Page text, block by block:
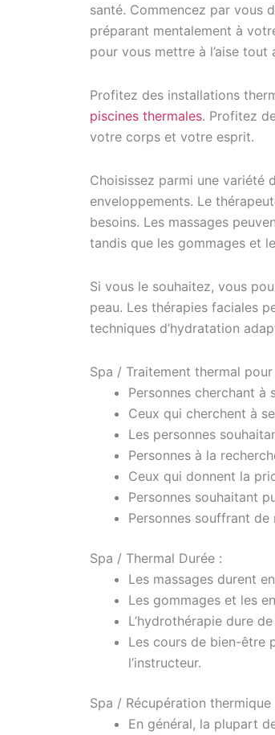
santé. Commencez par vous
préparant mentalement à
pour vous mettre à l’aise tout
Profitez des installations
piscines thermales. Profitez
votre corps et votre esprit.
Choisissez parmi une variété
enveloppements. Le
besoins. Les massages
tandis que les gommages et
Si vous le souhaitez, vous
peau. Les thérapies faciales
techniques d’hydratation
Spa / Traitement thermal pour
Personnes cherchant à
Ceux qui cherchent à
Les personnes
Personnes à la
Ceux qui donnent la
Personnes souhaitant
Personnes souffrant de
Spa / Thermal Durée :
Les massages durent
Les gommages et les
L’hydrothérapie dure
Les cours de bien-être
l’instructeur.
Spa / Récupération
En général, la plupart